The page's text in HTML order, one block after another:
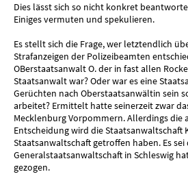
Dies lässt sich so nicht konkret
Einiges vermuten und spekulieren.
Es stellt sich die Frage, wer letztendlich
Strafanzeigen der Polizeibeamten
OBerstaatsanwalt O. der in fast allen
Staatsanwalt war? Oder war es eine
Gerüchten nach Oberstaatsanwältin sein
arbeitet? Ermittelt hatte seinerzeit zwar
Mecklenburg Vorpommern. Allerdings die
Entscheidung wird die Staatsanwaltschaft
Staatsanwaltschaft getroffen haben. Es sei
Generalstaatsanwaltschaft in Schleswig
gezogen.